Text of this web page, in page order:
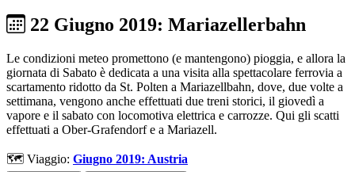
22 Giugno 2019: Mariazellerbahn
Le condizioni meteo promettono (e mantengono) pioggia, e allora la
giornata di Sabato è dedicata a una visita alla spettacolare ferrovia a
scartamento ridotto da St. Polten a Mariazellbahn, dove, due volte a
settimana, vengono anche effettuati due treni storici, il giovedì a
vapore e il sabato con locomotiva elettrica e carrozze. Qui gli scatti
effettuati a Ober-Grafendorf e a Mariazell.
🗺️ Viaggio: Giugno 2019: Austria